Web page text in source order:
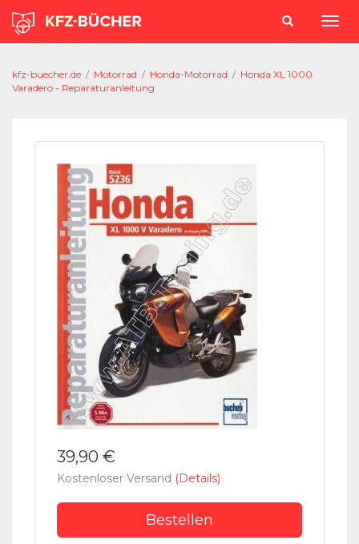
kfz-buecher.de / Motorrad / Honda-Motorrad / Honda XL 1000
Varadero - Reparaturanleitung
39,90 €
Kostenloser Versand (Details)
Bestellen